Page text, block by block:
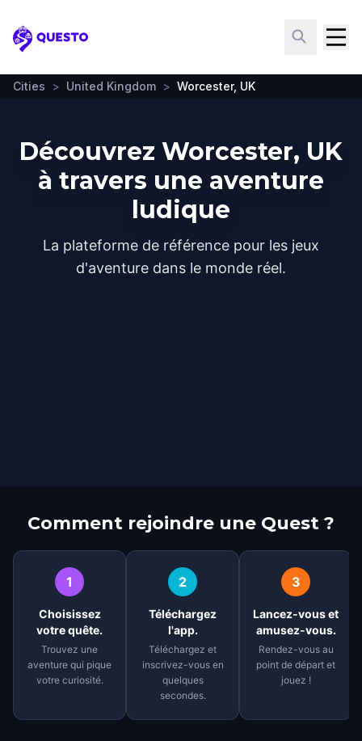
Questo
Cities > United Kingdom > Worcester, UK
Découvrez Worcester, UK
à travers une aventure
ludique
La plateforme de référence pour les jeux
d'aventure dans le monde réel.
Comment rejoindre une Quest ?
1
Choisissez
votre quête.
Trouvez une
aventure qui pique
votre curiosité.
2
Téléchargez
l'app.
Téléchargez et
inscrivez-vous en
quelques
secondes.
3
Lancez-vous et
amusez-vous.
Rendez-vous au
point de départ et
jouez !